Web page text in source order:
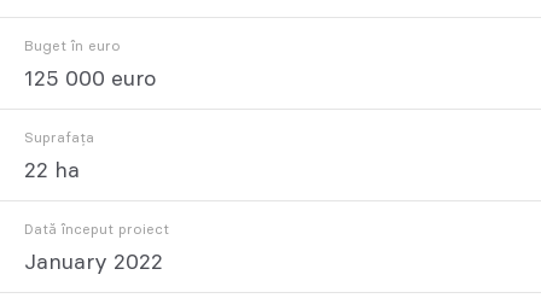
Buget în euro
125 000 euro
Suprafața
22 ha
Dată început proiect
January 2022